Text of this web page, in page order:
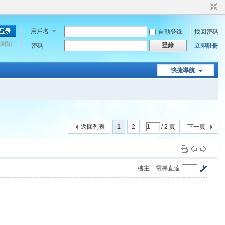
用戶名 自動登錄
找回密碼
密碼
登錄 立即註冊
始
快捷導航
1 2 / 2 頁 下一頁
返回列表
電梯直達
樓主